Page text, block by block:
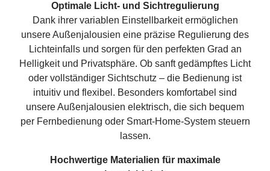
Optimale Licht- und Sichtregulierung
Dank ihrer variablen Einstellbarkeit ermöglichen
unsere Außenjalousien eine präzise Regulierung des
Lichteinfalls und sorgen für den perfekten Grad an
Helligkeit und Privatsphäre. Ob sanft gedämpftes Licht
oder vollständiger Sichtschutz – die Bedienung ist
intuitiv und flexibel. Besonders komfortabel sind
unsere Außenjalousien elektrisch, die sich bequem
per Fernbedienung oder Smart-Home-System steuern
lassen.
Hochwertige Materialien für maximale